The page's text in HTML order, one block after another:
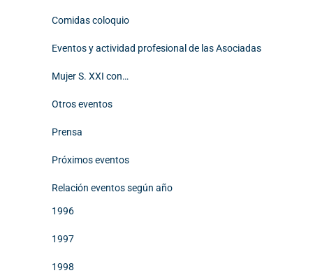
Comidas coloquio
Eventos y actividad profesional de las Asociadas
Mujer S. XXI con…
Otros eventos
Prensa
Próximos eventos
Relación eventos según año
1996
1997
1998